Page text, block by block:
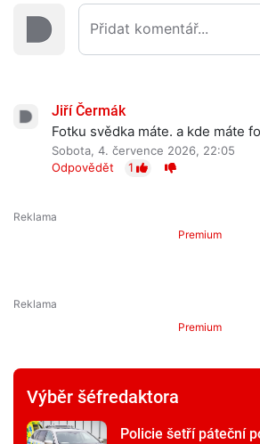
Jiří Čermák
Fotku svědka máte. a kde máte
Sobota, 4. července 2026, 22:05
Odpovědět
1
Premium
Premium
Výběr šéfredaktora
Policie šetří páteční